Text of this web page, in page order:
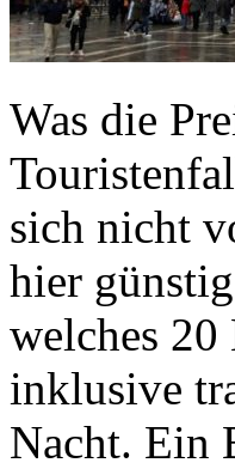
Was die
sich nicht
hier
welches
inklusive
Nacht. Ein